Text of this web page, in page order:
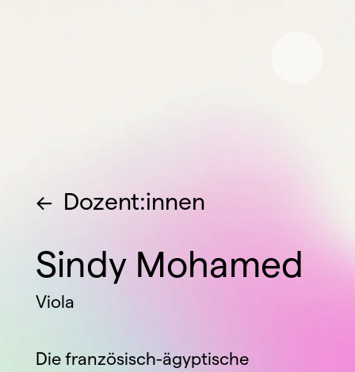
<- Dozent:innen
Sindy Mohamed
Viola
Die französisch-ägyptische